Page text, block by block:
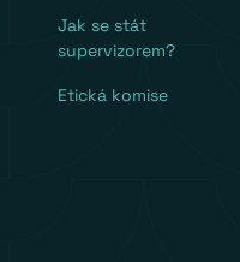
Jak se stát
supervizorem?
Etická komise